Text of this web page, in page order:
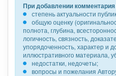
При добавлении
степень актуальности
общую оценку
полнота, глубина,
логичность, связность,
упорядоченность, характер и
иллюстративного материала,
недостатки, недочеты;
вопросы и пожелания